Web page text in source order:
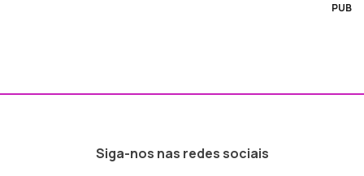
PUB
Siga-nos nas redes sociais